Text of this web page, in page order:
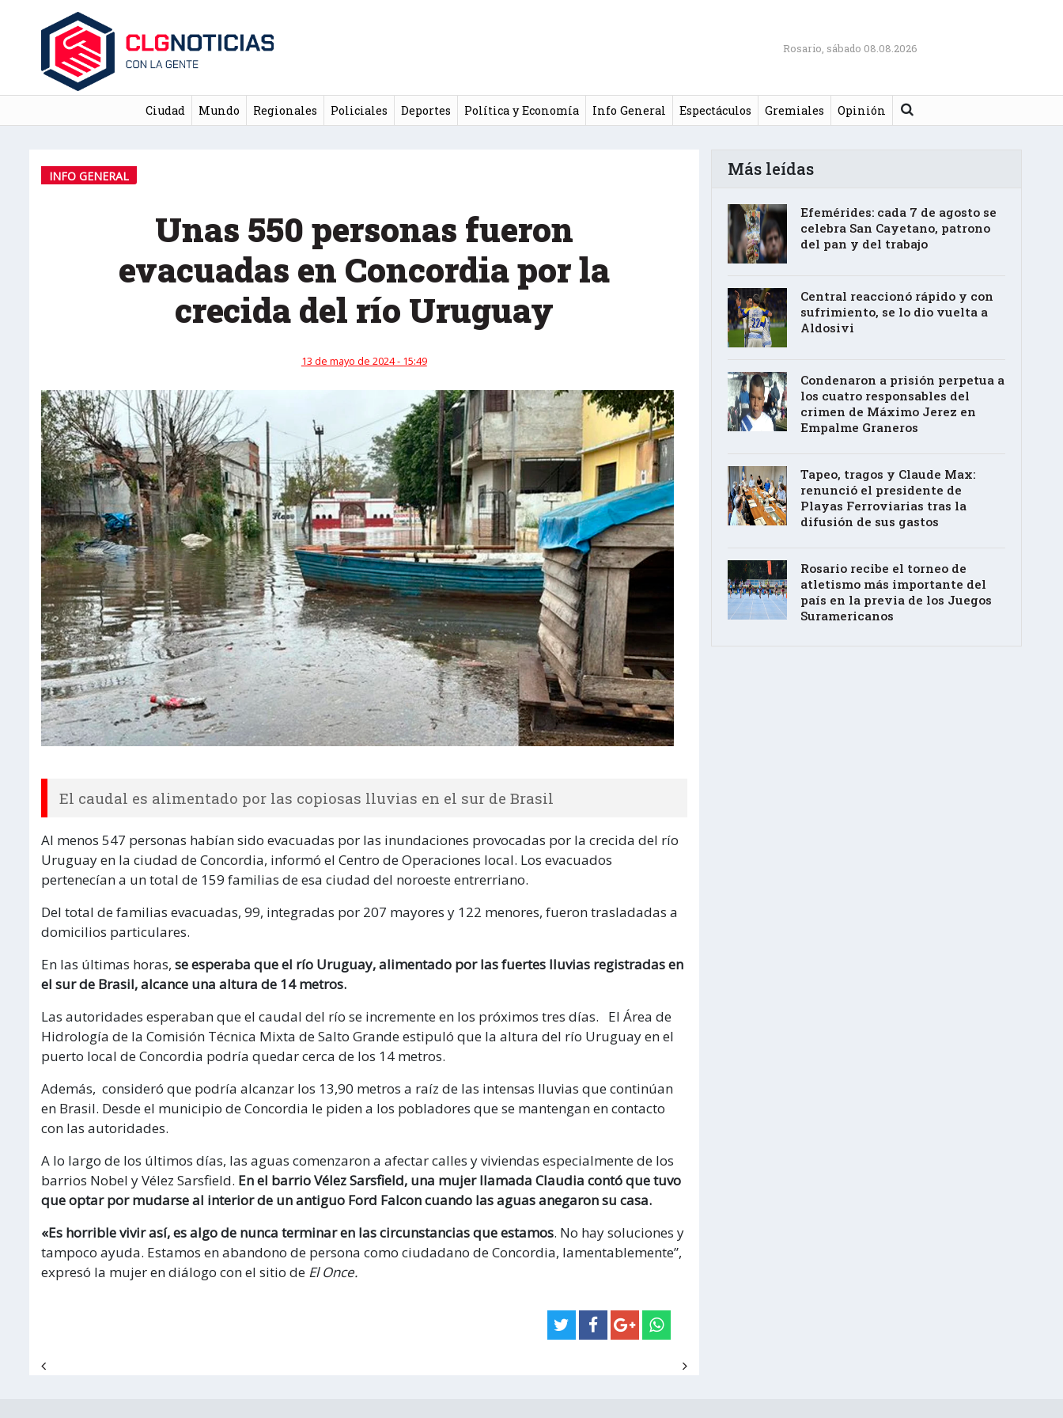
Rosario, sábado 08.08.2026
Ciudad Mundo Regionales Policiales Deportes Política y Economía Info General Espectáculos Gremiales Opinión Buscar
INFO GENERAL
Unas 550 personas fueron
evacuadas en Concordia por la
crecida del río Uruguay
13 de mayo de 2024 - 15:49
El caudal es alimentado por las copiosas lluvias en el sur de Brasil
Al menos 547 personas habían sido evacuadas por las inundaciones provocadas por la crecida del río
Uruguay en la ciudad de Concordia, informó el Centro de Operaciones local. Los evacuados
pertenecían a un total de 159 familias de esa ciudad del noroeste entrerriano.
Del total de familias evacuadas, 99, integradas por 207 mayores y 122 menores, fueron trasladadas a
domicilios particulares.
En las últimas horas, se esperaba que el río Uruguay, alimentado por las fuertes lluvias registradas en
el sur de Brasil, alcance una altura de 14 metros.
Las autoridades esperaban que el caudal del río se incremente en los próximos tres días. El Área de
Hidrología de la Comisión Técnica Mixta de Salto Grande estipuló que la altura del río Uruguay en el
puerto local de Concordia podría quedar cerca de los 14 metros.
Además, consideró que podría alcanzar los 13,90 metros a raíz de las intensas lluvias que continúan
en Brasil. Desde el municipio de Concordia le piden a los pobladores que se mantengan en contacto
con las autoridades.
A lo largo de los últimos días, las aguas comenzaron a afectar calles y viviendas especialmente de los
barrios Nobel y Vélez Sarsfield. En el barrio Vélez Sarsfield, una mujer llamada Claudia contó que tuvo
que optar por mudarse al interior de un antiguo Ford Falcon cuando las aguas anegaron su casa.
«Es horrible vivir así, es algo de nunca terminar en las circunstancias que estamos. No hay soluciones y
tampoco ayuda. Estamos en abandono de persona como ciudadano de Concordia, lamentablemente”,
expresó la mujer en diálogo con el sitio de El Once.
Más leídas
Efemérides: cada 7 de agosto se
celebra San Cayetano, patrono
del pan y del trabajo
Central reaccionó rápido y con
sufrimiento, se lo dio vuelta a
Aldosivi
Condenaron a prisión perpetua a
los cuatro responsables del
crimen de Máximo Jerez en
Empalme Graneros
Tapeo, tragos y Claude Max:
renunció el presidente de
Playas Ferroviarias tras la
difusión de sus gastos
Rosario recibe el torneo de
atletismo más importante del
país en la previa de los Juegos
Suramericanos